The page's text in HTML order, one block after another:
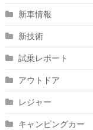
新車情報
新技術
試乗レポート
アウトドア
レジャー
キャンピングカー